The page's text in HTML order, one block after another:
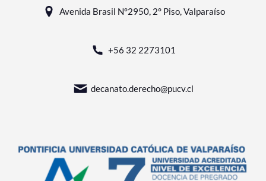
Avenida Brasil N°2950, 2° Piso, Valparaíso
+56 32 2273101
decanato.derecho@pucv.cl